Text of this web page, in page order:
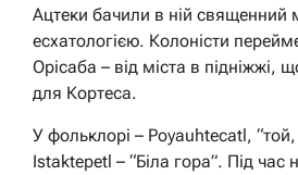
Ацтеки бачили в ній священний
есхатологією. Колоністи
Орісаба – від міста в підніжжі,
для Кортеса.
У фольклорі – Poyauhtecatl,
Istaktepetl – “Біла гора”. Під час